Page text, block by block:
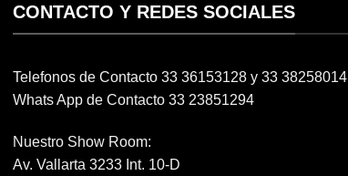
CONTACTO Y REDES SOCIALES
Telefonos de Contacto 33 36153128 y 33 38258014
Whats App de Contacto 33 23851294
Nuestro Show Room:
Av. Vallarta 3233 Int. 10-D